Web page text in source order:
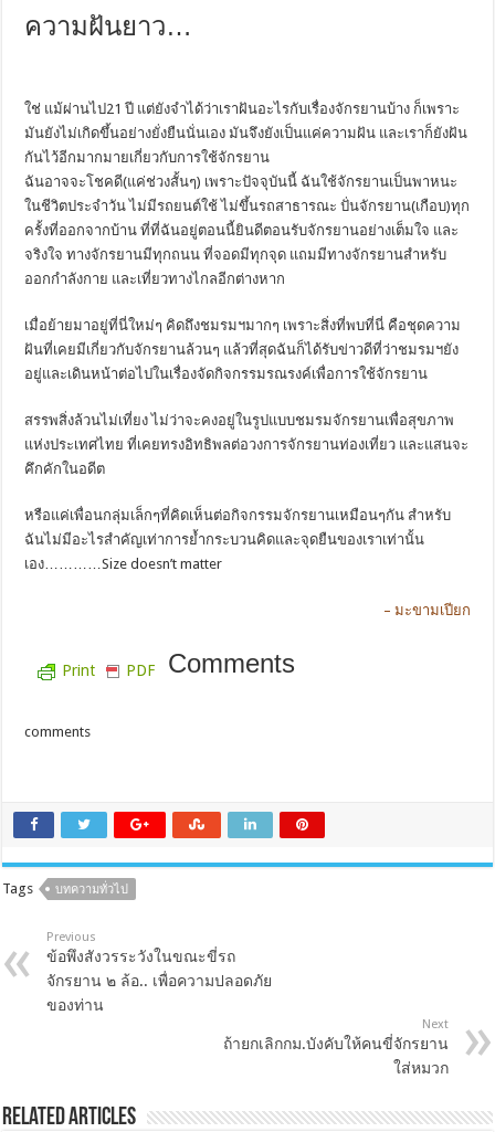
ความฝันยาว…
ใช่ แม้ผ่านไป21 ปี แต่ยังจำได้ว่าเราฝันอะไรกับเรื่องจักรยานบ้าง ก็เพราะ
มันยังไม่เกิดขึ้นอย่างยั่งยืนนั่นเอง มันจึงยังเป็นแค่ความฝัน และเราก็ยังฝัน
กันไว้อีกมากมายเกี่ยวกับการใช้จักรยาน
ฉันอาจจะโชคดี(แค่ช่วงสั้นๆ) เพราะปัจจุบันนี้ ฉันใช้จักรยานเป็นพาหนะ
ในชีวิตประจำวัน ไม่มีรถยนต์ใช้ ไม่ขึ้นรถสาธารณะ ปั่นจักรยาน(เกือบ)ทุก
ครั้งที่ออกจากบ้าน ที่ที่ฉันอยู่ตอนนี้ยินดีตอนรับจักรยานอย่างเต็มใจ และ
จริงใจ ทางจักรยานมีทุกถนน ที่จอดมีทุกจุด แถมมีทางจักรยานสำหรับ
ออกกำลังกาย และเที่ยวทางไกลอีกต่างหาก
เมื่อย้ายมาอยู่ที่นี่ใหม่ๆ คิดถึงชมรมฯมากๆ เพราะสิ่งที่พบที่นี่ คือชุดความ
ฝันที่เคยมีเกี่ยวกับจักรยานล้วนๆ แล้วที่สุดฉันก็ได้รับข่าวดีที่ว่าชมรมฯยัง
อยู่และเดินหน้าต่อไปในเรื่องจัดกิจกรรมรณรงค์เพื่อการใช้จักรยาน
สรรพสิ่งล้วนไม่เที่ยง ไม่ว่าจะคงอยู่ในรูปแบบชมรมจักรยานเพื่อสุขภาพ
แห่งประเทศไทย ที่เคยทรงอิทธิพลต่อวงการจักรยานท่องเที่ยว และแสนจะ
คึกคักในอดีต
หรือแค่เพื่อนกลุ่มเล็กๆที่คิดเห็นต่อกิจกรรมจักรยานเหมือนๆกัน สำหรับ
ฉันไม่มีอะไรสำคัญเท่าการย้ำกระบวนคิดและจุดยืนของเราเท่านั้น
เอง…………Size doesn’t matter
– มะขามเปียก
Print PDF Comments
comments
Tags บทความทั่วไป
Previous
ข้อพึงสังวรระวังในขณะขี่รถ
จักรยาน ๒ ล้อ.. เพื่อความปลอดภัย
ของท่าน
Next
ถ้ายกเลิกกม.บังคับให้คนขี่จักรยาน
ใส่หมวก
Related Articles